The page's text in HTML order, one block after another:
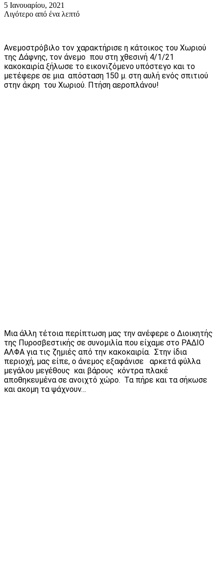
5 Ιανουαρίου, 2021
Λιγότερο από ένα λεπτό
Ανεμοστρόβιλο τον χαρακτήρισε η κάτοικος του Χωριού
της Δάφνης, τον άνεμο που στη χθεσινή 4/1/21
κακοκαιρία ξήλωσε το εικονιζόμενο υπόστεγο και το
μετέφερε σε μια απόσταση 150 μ. στη αυλή ενός σπιτιού
στην άκρη του Χωριού. Πτήση αεροπλάνου!
Μια άλλη τέτοια περίπτωση μας την ανέφερε ο Διοικητής
της Πυροσβεστικής σε συνομιλία που είχαμε στο ΡΑΔΙΟ
ΑΛΦΑ για τις ζημιές από την κακοκαιρία. Στην ίδια
περιοχή, μας είπε, ο άνεμος εξαφάνισε αρκετά φύλλα
μεγάλου μεγέθους και βάρους κόντρα πλακέ
αποθηκευμένα σε ανοιχτό χώρο. Τα πήρε και τα σήκωσε
και ακομη τα ψάχνουν…